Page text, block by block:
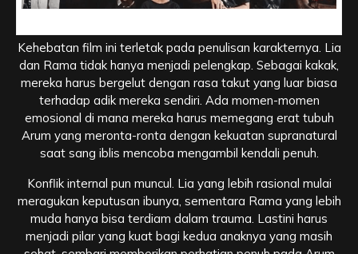
Kehebatan film ini terletak pada penulisan karakternya. Lia
dan Rama tidak hanya menjadi pelengkap. Sebagai kakak,
mereka harus bergelut dengan rasa takut yang luar biasa
terhadap adik mereka sendiri. Ada momen-momen
emosional di mana mereka harus memegang erat tubuh
Arum yang meronta-ronta dengan kekuatan supranatural
saat sang iblis mencoba mengambil kendali penuh.
Konflik internal pun muncul. Lia yang lebih rasional mulai
meragukan keputusan ibunya, sementara Rama yang lebih
muda hanya bisa terdiam dalam trauma. Lastini harus
menjadi pilar yang kuat bagi kedua anaknya yang masih